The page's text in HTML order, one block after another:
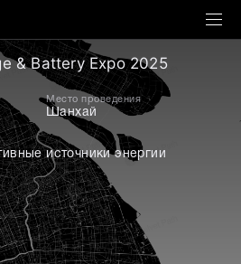
Storage &
& Battery Expo 2025
Место проведения
Шанхай
источники энергии